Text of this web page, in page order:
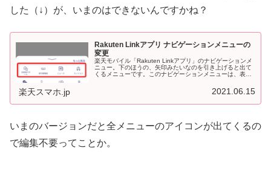
した（↓）が、いまのはできないんですかね？
Rakuten Linkアプリ ナビゲーションメニューの
変更
楽天モバイル「Rakuten Linkアプリ」のナビゲーションメ
ニュー。下のほうの、矢印みたいなのを引き上げると出て
くるメニューです。このナビゲーションメニューは、表示
楽天スマホ.jp 2021.06.15
いまのバージョンだと全メニューのアイコンが出てくるの
で編集不要ってことか。